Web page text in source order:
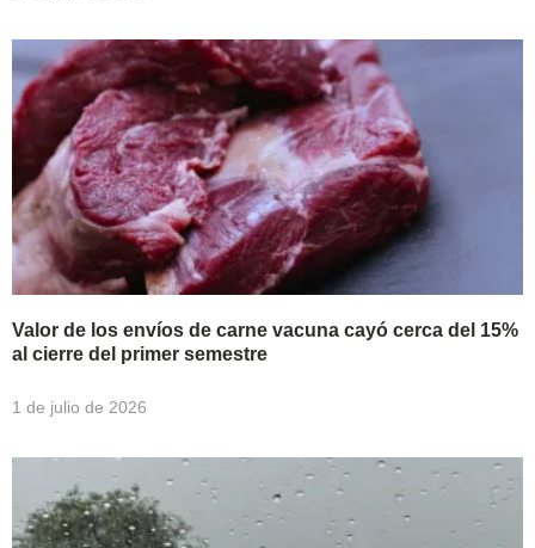
Valor de los envíos de carne vacuna cayó cerca del 15%
al cierre del primer semestre
1 de julio de 2026